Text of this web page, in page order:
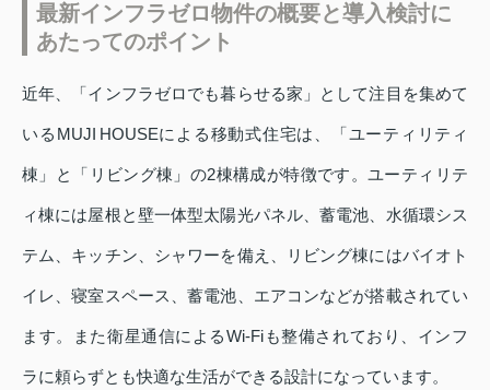
最新インフラゼロ物件の概要と導入検討に
あたってのポイント
近年、「インフラゼロでも暮らせる家」として注目を集めて
いるMUJI HOUSEによる移動式住宅は、「ユーティリティ
棟」と「リビング棟」の2棟構成が特徴です。ユーティリテ
ィ棟には屋根と壁一体型太陽光パネル、蓄電池、水循環シス
テム、キッチン、シャワーを備え、リビング棟にはバイオト
イレ、寝室スペース、蓄電池、エアコンなどが搭載されてい
ます。また衛星通信によるWi‑Fiも整備されており、インフ
ラに頼らずとも快適な生活ができる設計になっています。